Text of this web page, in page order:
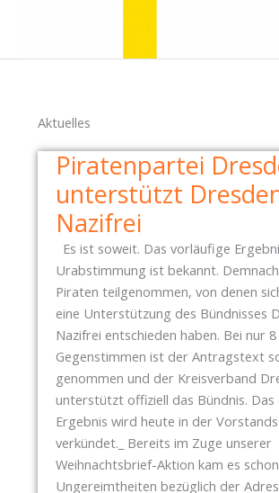
Aktuelles
Piratenpartei
unterstützt
Nazifrei
Es ist soweit. Das vorläufige
Urabstimmung ist bekannt.
Piraten teilgenommen, von denen
eine Unterstützung des Bündnisses
Nazifrei entschieden haben. Bei nur 8
Gegenstimmen ist der Antragstext
genommen und der Kreisverband
unterstützt offiziell das Bündnis. Das
Ergebnis wird heute in der
verkündet._ Bereits im Zuge unserer
Weihnachtsbrief-Aktion kam es
Ungereimtheiten bezüglich der